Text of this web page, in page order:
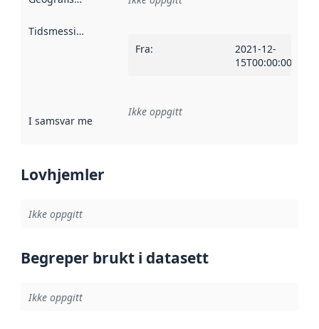
Tidsmessig avgrensning
Fra:
2021-12-
15T00:00:00Z
I samsvar med Referanse til en implementasjonsregel
Ikke oppgitt
Lovhjemler
Ikke oppgitt
Begreper brukt i datasett
Ikke oppgitt